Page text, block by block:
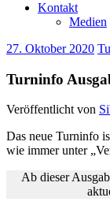
Kontakt
Medien
27. Oktober 2020
Turninfo
Veröffentlicht von
Das neue Turninfo
wie immer unter
Ab dieser